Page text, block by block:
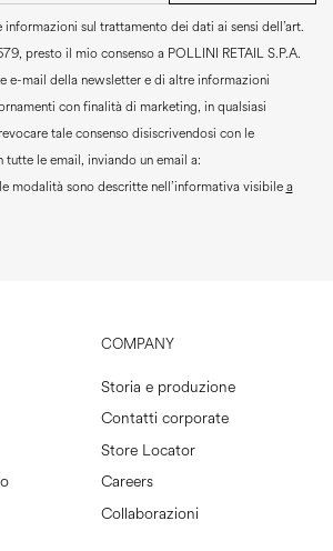
sul trattamento dei dati ai sensi dell’art.
presto il mio consenso a POLLINI RETAIL S.P.A.
e-mail della newsletter e di altre informazioni
con finalità di marketing, in qualsiasi
tale consenso disiscrivendosi con le
le email, inviando un email a:
modalità sono descritte nell’informativa visibilea
COMPANY
Storia e produzione
Contatti corporate
Store Locator
Careers
Collaborazioni